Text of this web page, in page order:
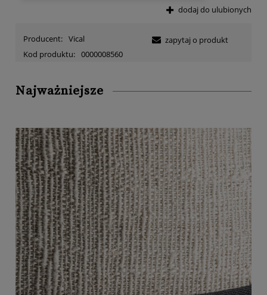
dodaj do ulubionych
Producent: Vical
Kod produktu: 0000008560
zapytaj o produkt
Najważniejsze